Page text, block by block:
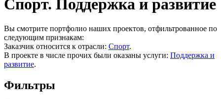
Спорт. Поддержка и развитие
Вы смотрите портфолио наших проектов, отфильтрованное по
следующим признакам:
Заказчик относится к отрасли: Спорт.
В проекте в числе прочих были оказаны услуги: Поддержка и
развитие.
Фильтры